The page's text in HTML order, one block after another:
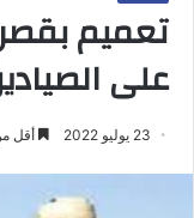
تعميم
على
23 يوليو 2022 أقل